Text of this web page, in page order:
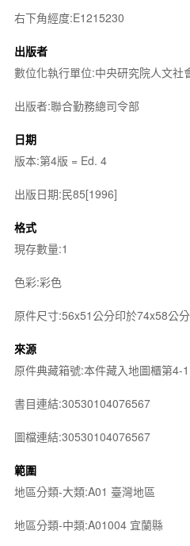
右下角經度:E1215230
出版者
數位化執行單位:中央研究院人文社
出版者:聯合勤務總司令部
日期
版本:第4版 = Ed. 4
出版日期:民85[1996]
格式
現存數量:1
色彩:彩色
原件尺寸:56x51公分印於74x58公分
來源
原件典藏箱號:本件藏入地圖櫃第4-
書目連結:30530104076567
圖檔連結:30530104076567
範圍
地區分類-大類:A01 臺灣地區
地區分類-中類:A01004 宜蘭縣